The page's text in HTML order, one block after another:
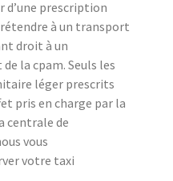
d’une prescription
à un transport
droit à un
la cpam. Seuls les
léger prescrits
pris en charge par la
centrale de
vous
votre taxi